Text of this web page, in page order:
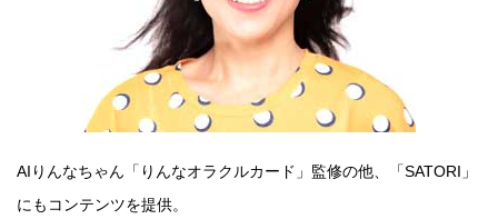
AIりんなちゃん「りんなオラクルカード」監修の他、「SATORI」
にもコンテンツを提供。